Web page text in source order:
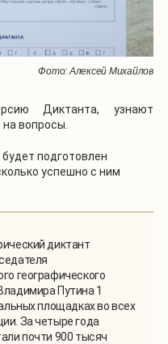
Фото: Алексей Михайлов
Диктанта, узнают
вопросы.
подготовлен
успешно с ним
диктант
географического
Путина 1
площадках во всех
За четыре года
почти 900 тысяч